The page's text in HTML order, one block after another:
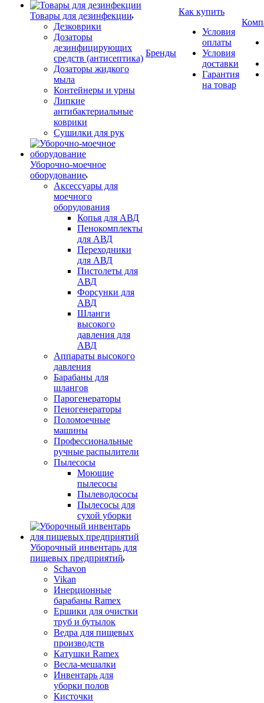
Товары для дезинфекции
Дезковрики
Дозаторы
дезинфицирующих
средств (антисептика)
Дозаторы жидкого
мыла
Контейнеры и урны
Липкие
антибактериальные
коврики
Сушилки для рук
Уборочно-моечное
оборудование
Аксессуары для
моечного
оборудования
Копья для АВД
Пенокомплекты
для АВД
Переходники
для АВД
Пистолеты для
АВД
Форсунки для
АВД
Шланги
высокого
давления для
АВД
Аппараты высокого
давления
Барабаны для
шлангов
Парогенераторы
Пеногенераторы
Поломоечные
машины
Профессиональные
ручные распылители
Пылесосы
Моющие
пылесосы
Пылеводососы
Пылесосы для
сухой уборки
Уборочный инвентарь для
пищевых предприятий
Schavon
Vikan
Инерционные
барабаны Ramex
Ершики для очистки
труб и бутылок
Ведра для пищевых
производств
Катушки Ramex
Весла-мешалки
Инвентарь для
уборки полов
Кисточки
Бренды
Как купить
Условия
оплаты
Условия
доставки
Гарантия
на товар